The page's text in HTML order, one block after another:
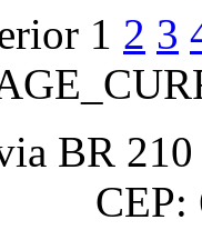
1 2 3
BR
CEP: